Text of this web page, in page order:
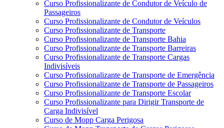
Curso Profissionalizante de Condutor de Veículo de
Passageiros
Curso Profissionalizante de Condutor de Veículos
Curso Profissionalizante de Transporte
Curso Profissionalizante de Transporte Bahia
Curso Profissionalizante de Transporte Barreiras
Curso Profissionalizante de Transporte Cargas
Indivisíveis
Curso Profissionalizante de Transporte de Emergência
Curso Profissionalizante de Transporte de Passageiros
Curso Profissionalizante de Transporte Escolar
Curso Profissionalizante para Dirigir Transporte de
Carga Indivisível
Curso de Mopp Carga Perigosa